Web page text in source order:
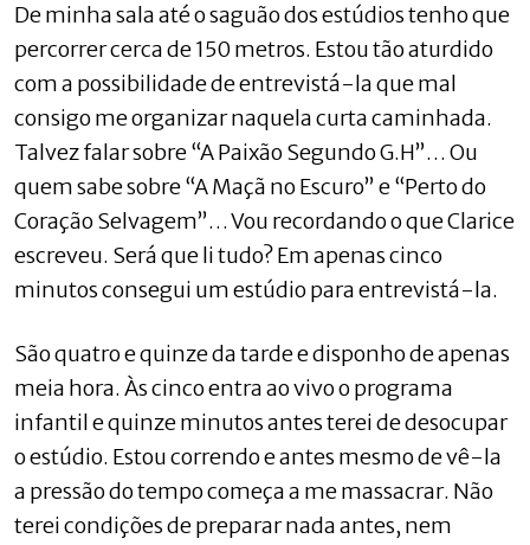
De minha sala até o saguão dos estúdios tenho que
percorrer cerca de 150 metros. Estou tão aturdido
com a possibilidade de entrevistá-la que mal
consigo me organizar naquela curta caminhada.
Talvez falar sobre “A Paixão Segundo G.H”… Ou
quem sabe sobre “A Maçã no Escuro” e “Perto do
Coração Selvagem”… Vou recordando o que Clarice
escreveu. Será que li tudo? Em apenas cinco
minutos consegui um estúdio para entrevistá-la.
São quatro e quinze da tarde e disponho de apenas
meia hora. Às cinco entra ao vivo o programa
infantil e quinze minutos antes terei de desocupar
o estúdio. Estou correndo e antes mesmo de vê-la
a pressão do tempo começa a me massacrar. Não
terei condições de preparar nada antes, nem